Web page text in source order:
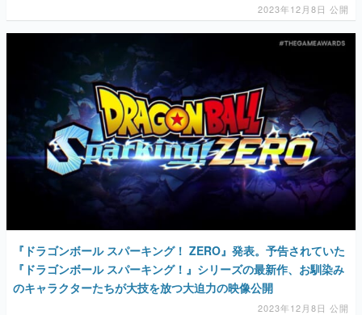
2023年12月8日 公開
『ドラゴンボール スパーキング！ ZERO』発表。予告されていた
『ドラゴンボール スパーキング！』シリーズの最新作、お馴染み
のキャラクターたちが大技を放つ大迫力の映像公開
2023年12月8日 公開